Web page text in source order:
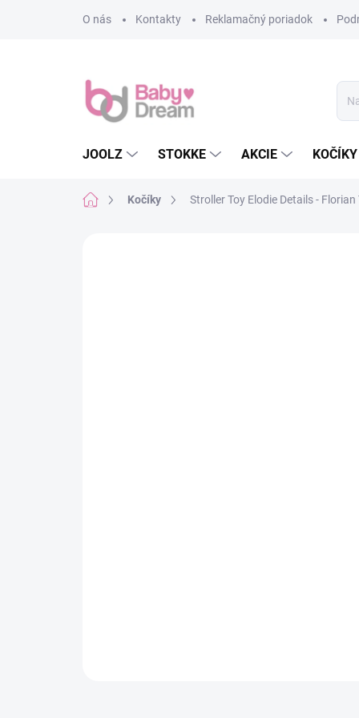
O nás
Kontakty Reklamačný poriadok
JOOLZ STOKKE AKCIE KOČÍKY
DomovKočíky Stroller Toy Elodie Details - Florian